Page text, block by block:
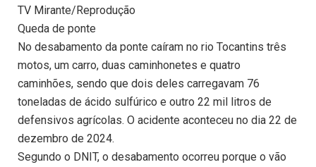
TV Mirante/Reprodução
Queda de ponte
No desabamento da ponte caíram no rio Tocantins três
motos, um carro, duas caminhonetes e quatro
caminhões, sendo que dois deles carregavam 76
toneladas de ácido sulfúrico e outro 22 mil litros de
defensivos agrícolas. O acidente aconteceu no dia 22 de
dezembro de 2024.
Segundo o DNIT, o desabamento ocorreu porque o vão